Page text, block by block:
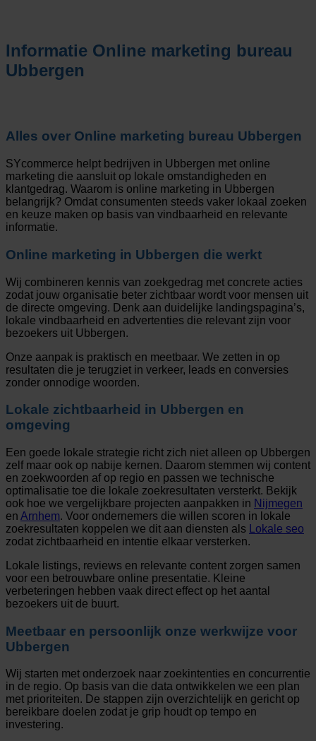
Informatie Online marketing bureau
Ubbergen
Alles over Online marketing bureau Ubbergen
SYcommerce helpt bedrijven in Ubbergen met online
marketing die aansluit op lokale omstandigheden en
klantgedrag. Waarom is online marketing in Ubbergen
belangrijk? Omdat consumenten steeds vaker lokaal zoeken
en keuze maken op basis van vindbaarheid en relevante
informatie.
Online marketing in Ubbergen die werkt
Wij combineren kennis van zoekgedrag met concrete acties
zodat jouw organisatie beter zichtbaar wordt voor mensen uit
de directe omgeving. Denk aan duidelijke landingspagina’s,
lokale vindbaarheid en advertenties die relevant zijn voor
bezoekers uit Ubbergen.
Onze aanpak is praktisch en meetbaar. We zetten in op
resultaten die je terugziet in verkeer, leads en conversies
zonder onnodige woorden.
Lokale zichtbaarheid in Ubbergen en
omgeving
Een goede lokale strategie richt zich niet alleen op Ubbergen
zelf maar ook op nabije kernen. Daarom stemmen wij content
en zoekwoorden af op regio en passen we technische
optimalisatie toe die lokale zoekresultaten versterkt. Bekijk
ook hoe we vergelijkbare projecten aanpakken in Nijmegen
en Arnhem. Voor ondernemers die willen scoren in lokale
zoekresultaten koppelen we dit aan diensten als
Lokale seo
zodat zichtbaarheid en intentie elkaar versterken.
Lokale listings, reviews en relevante content zorgen samen
voor een betrouwbare online presentatie. Kleine
verbeteringen hebben vaak direct effect op het aantal
bezoekers uit de buurt.
Meetbaar en persoonlijk onze werkwijze voor
Ubbergen
Wij starten met onderzoek naar zoekintenties en concurrentie
in de regio. Op basis van die data ontwikkelen we een plan
met prioriteiten. De stappen zijn overzichtelijk en gericht op
bereikbare doelen zodat je grip houdt op tempo en
investering.